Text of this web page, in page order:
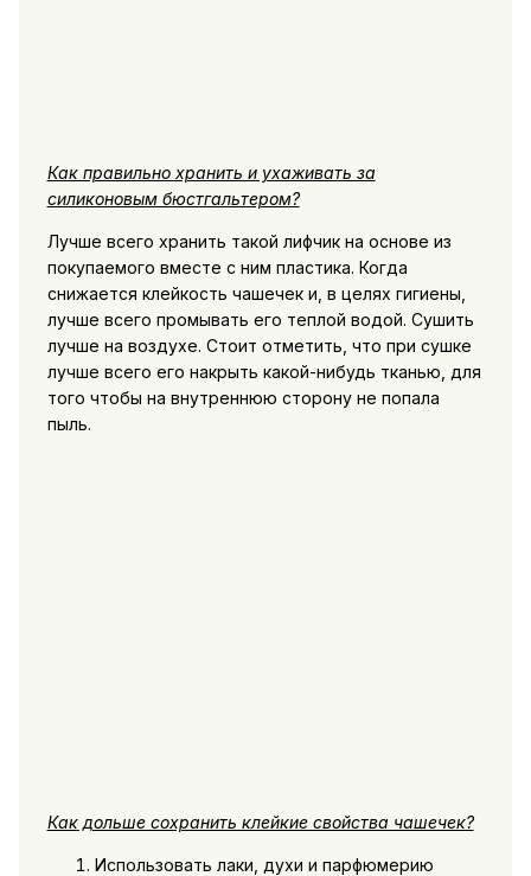
Как правильно хранить и ухаживать за
силиконовым бюстгальтером?
Лучше всего хранить такой лифчик на основе из
покупаемого вместе с ним пластика. Когда
снижается клейкость чашечек и, в целях гигиены,
лучше всего промывать его теплой водой. Сушить
лучше на воздухе. Стоит отметить, что при сушке
лучше всего его накрыть какой-нибудь тканью, для
того чтобы на внутреннюю сторону не попала
пыль.
Как дольше сохранить клейкие свойства чашечек?
Использовать лаки, духи и парфюмерию